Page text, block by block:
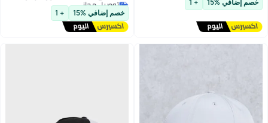
خصم إضافي %15 + 1
#9 في قبعات البيسبول للرجال
خصم إضافي %15 + 1